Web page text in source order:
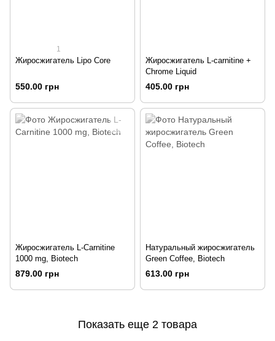
1
Жиросжигатель Lipo Core
550.00 грн
Жиросжигатель L-carnitine +
Chrome Liquid
405.00 грн
Жиросжигатель L-Carnitine
1000 mg, Biotech
879.00 грн
Натуральный жиросжигатель
Green Coffee, Biotech
613.00 грн
Показать еще 2 товара